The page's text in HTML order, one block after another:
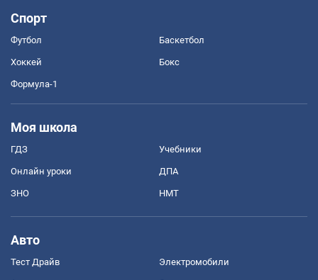
Спорт
Футбол Баскетбол
Хоккей Бокс
Формула-1
Моя школа
ГДЗ Учебники
Онлайн уроки ДПА
ЗНО НМТ
Авто
Тест Драйв Электромобили